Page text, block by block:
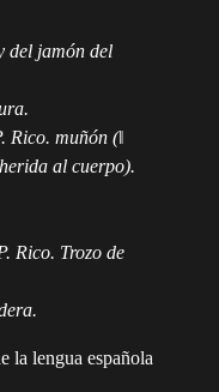
del jamón del
muñón (‖
al cuerpo).
Rico. Trozo de
la lengua española